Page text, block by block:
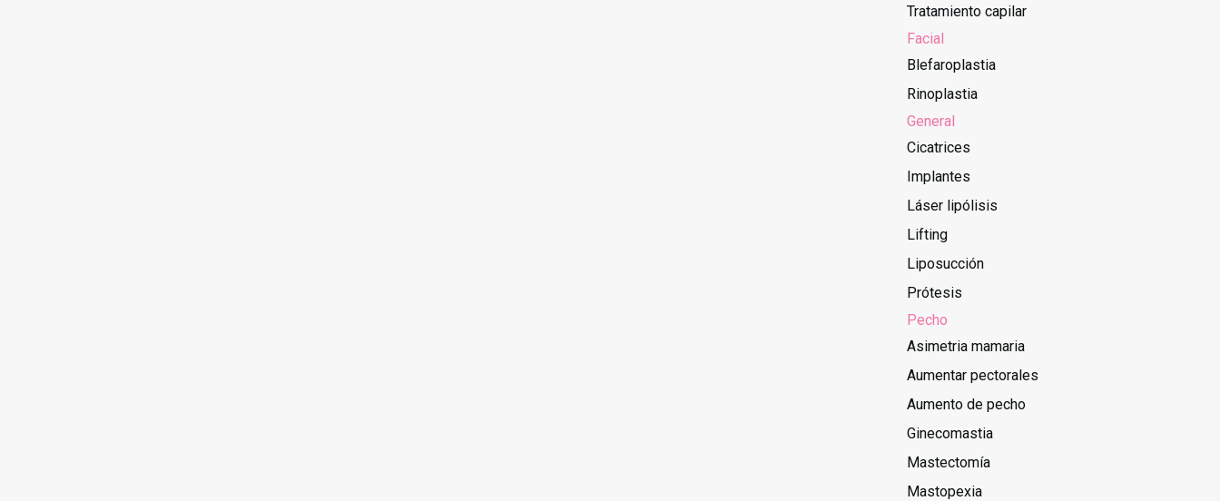
Tratamiento capilar
Facial
Blefaroplastia
Rinoplastia
General
Cicatrices
Implantes
Láser lipólisis
Lifting
Liposucción
Prótesis
Pecho
Asimetria mamaria
Aumentar pectorales
Aumento de pecho
Ginecomastia
Mastectomía
Mastopexia